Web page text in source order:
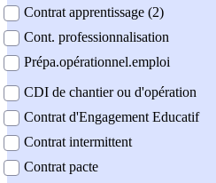
Contrat apprentissage (2)
Cont. professionnalisation
Prépa.opérationnel.emploi
CDI de chantier ou d'opération
Contrat d'Engagement Educatif
Contrat intermittent
Contrat pacte